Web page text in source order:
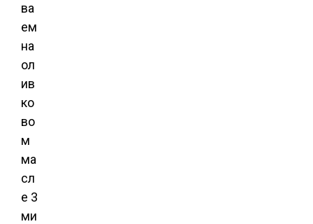
ва
ем
на
ол
ив
ко
во
м
ма
сл
е 3
ми